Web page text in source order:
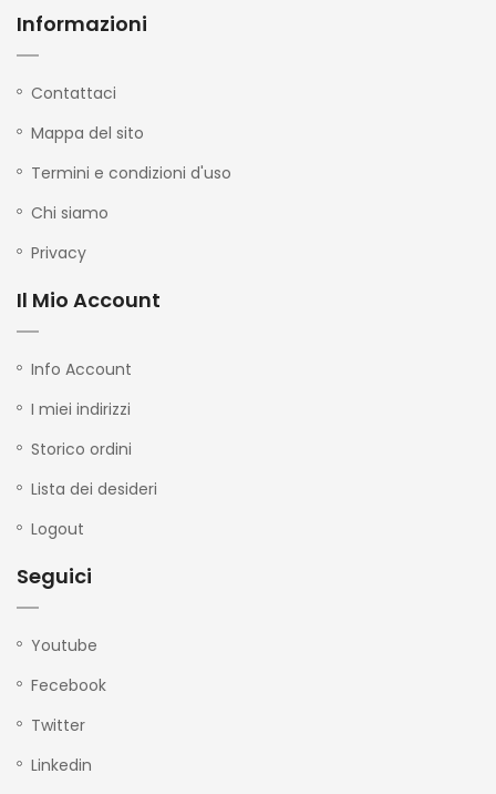
Informazioni
Contattaci
Mappa del sito
Termini e condizioni d'uso
Chi siamo
Privacy
Il Mio Account
Info Account
I miei indirizzi
Storico ordini
Lista dei desideri
Logout
Seguici
Youtube
Fecebook
Twitter
Linkedin